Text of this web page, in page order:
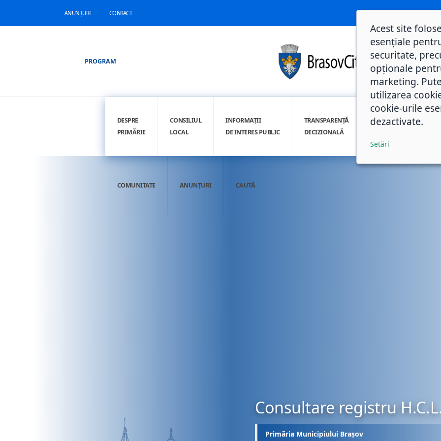
ANUNȚURI CONTACT
PROGRAM
DESPRE
PRIMĂRIE
CONSILIUL
LOCAL
INFORMAȚII
DE INTERES PUBLIC
TRANSPARENȚĂ
DECIZIONALĂ
INTEGRITATE
COMUNITATE ANUNȚURI CAUTĂ
Consultare registru
Primăria Municipiului Brașov
Acest site
esențiale
securitate,
opționale
marketing.
utilizarea
cookie-urile
dezactivate.
Setări